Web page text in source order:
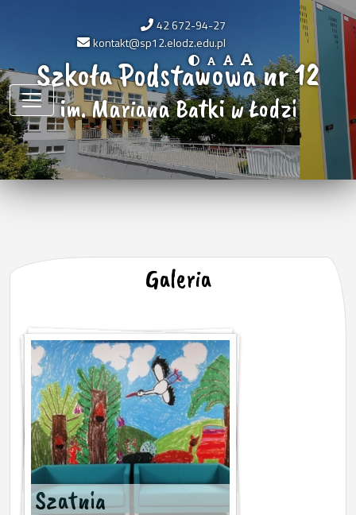
42 672-94-27
kontakt@sp12.elodz.edu.pl
Szkoła Podstawowa nr 12
im. Mariana Batki w Łodzi
Galeria
Szatnia